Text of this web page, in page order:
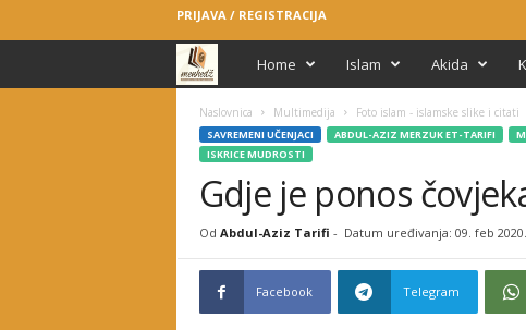
PRIJAVA / REGISTRACIJA
e
n
h
e
Home Islam Akida
Naslovnica Multimedija Foto islam - islamske slike i citati
SAVREMENI UČENJACI ABDUL-AZIZ MERZUK ET-TARIFI
ISKRICE MUDROSTI
Gdje je ponos
Od Abdul-Aziz Tarifi - Datum uređivanja: 09. feb 2020.
Facebook Telegram